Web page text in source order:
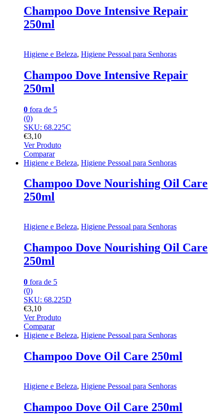
Champoo Dove Intensive Repair
250ml
Higiene e Beleza, Higiene Pessoal para Senhoras
Champoo Dove Intensive Repair
250ml
0 fora de 5
(0)
SKU: 68.225C
€3,10
Ver Produto
Comparar
Higiene e Beleza, Higiene Pessoal para Senhoras
Champoo Dove Nourishing Oil Care
250ml
Higiene e Beleza, Higiene Pessoal para Senhoras
Champoo Dove Nourishing Oil Care
250ml
0 fora de 5
(0)
SKU: 68.225D
€3,10
Ver Produto
Comparar
Higiene e Beleza, Higiene Pessoal para Senhoras
Champoo Dove Oil Care 250ml
Higiene e Beleza, Higiene Pessoal para Senhoras
Champoo Dove Oil Care 250ml